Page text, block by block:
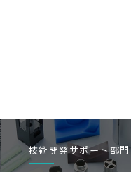
技術開発サポート部門